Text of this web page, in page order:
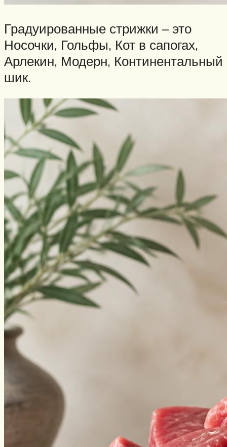
Градуированные стрижки – это
Носочки, Гольфы, Кот в сапогах,
Арлекин, Модерн, Континентальный
шик.